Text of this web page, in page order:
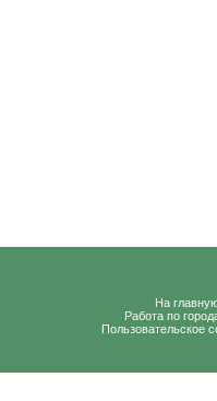
На
Работа по
Пользовательское